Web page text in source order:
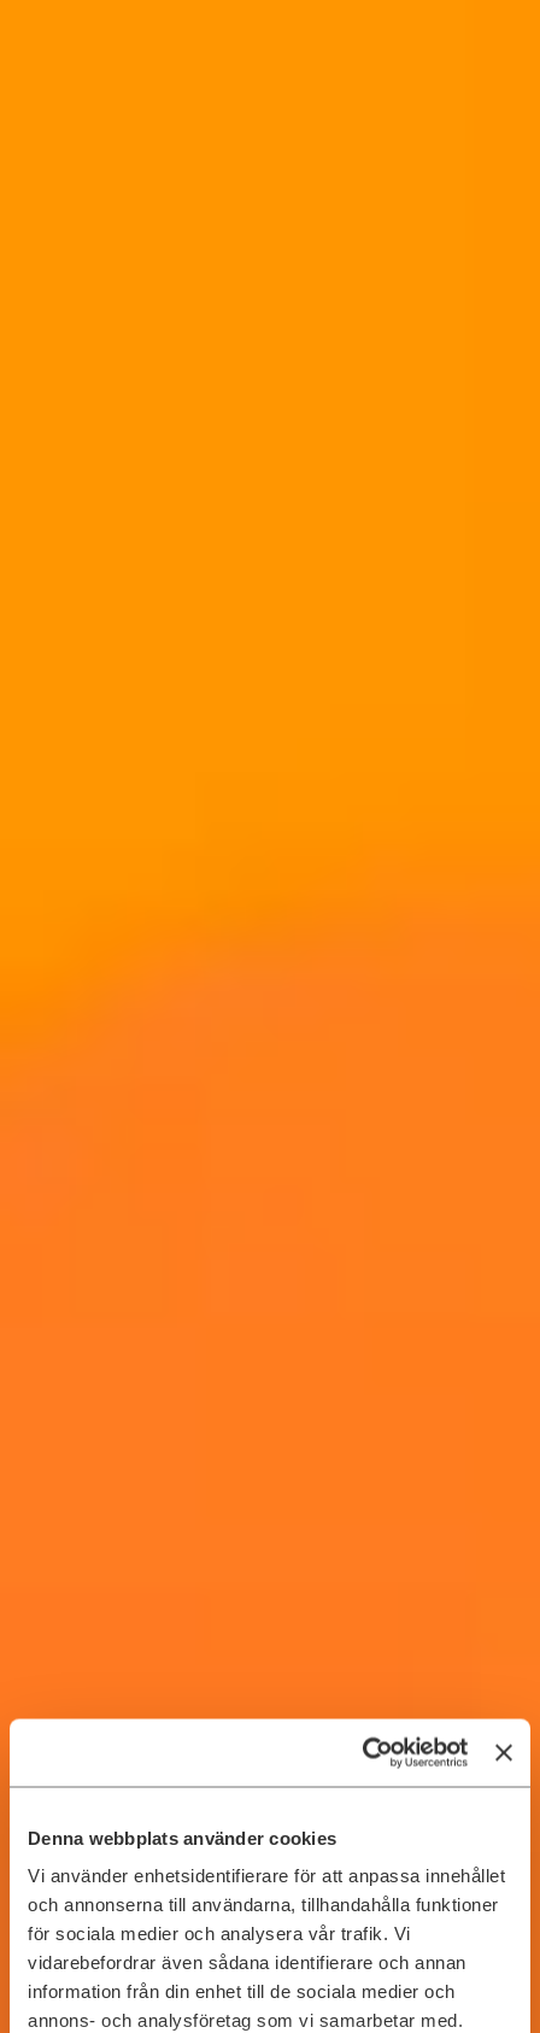
Denna webbplats använder cookies
Vi använder enhetsidentifierare för att anpassa innehållet
och annonserna till användarna, tillhandahålla funktioner
för sociala medier och analysera vår trafik. Vi
vidarebefordrar även sådana identifierare och annan
information från din enhet till de sociala medier och
annons- och analysföretag som vi samarbetar med.
Tekniknära team stärker
din affär. Redan idag.